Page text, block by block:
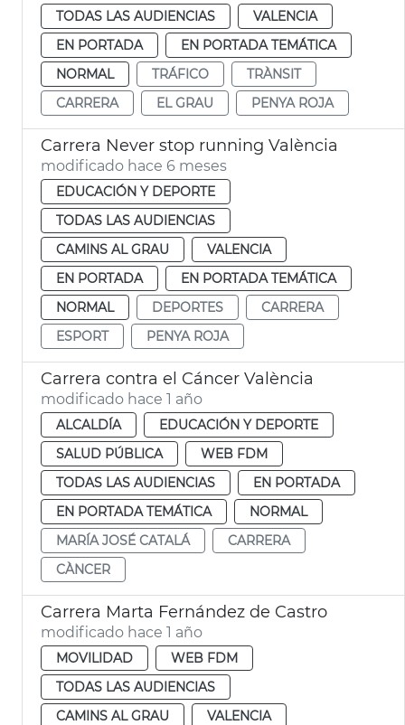
TODAS LAS AUDIENCIAS
VALENCIA
EN PORTADA
EN PORTADA TEMÁTICA
NORMAL
TRÁFICO
TRÀNSIT
CARRERA
EL GRAU PENYA ROJA
Carrera Never stop running València
modificado hace 6 meses
EDUCACIÓN Y DEPORTE
TODAS LAS AUDIENCIAS
CAMINS AL GRAU
VALENCIA
EN PORTADA
EN PORTADA TEMÁTICA
NORMAL
DEPORTES
CARRERA
ESPORT
PENYA ROJA
Carrera contra el Cáncer València
modificado hace 1 año
ALCALDÍA
EDUCACIÓN Y DEPORTE
SALUD PÚBLICA
WEB FDM
TODAS LAS AUDIENCIAS
EN PORTADA
EN PORTADA TEMÁTICA
NORMAL
MARÍA JOSÉ CATALÁ
CARRERA
CÀNCER
Carrera Marta Fernández de Castro
modificado hace 1 año
MOVILIDAD
WEB FDM
TODAS LAS AUDIENCIAS
CAMINS AL GRAU
VALENCIA